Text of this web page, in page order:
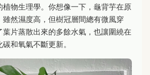
植物生理學。你想像一下，龜背芋在原
雖然濕度高，但樹冠層間總有微風穿
片蒸散出來的多餘水氣，也讓圍繞在
和氧氣不斷更新。